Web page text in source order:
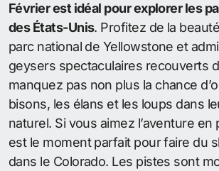
Février est idéal pour explorer les
des États-Unis. Profitez de la
parc national de Yellowstone et
geysers spectaculaires recouverts
manquez pas non plus la chance
bisons, les élans et les loups dans
naturel. Si vous aimez l’aventure en
est le moment parfait pour faire du
dans le Colorado. Les pistes sont